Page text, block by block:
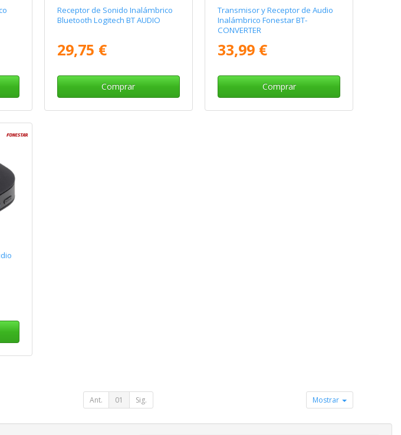
Receptor de Sonido Inalámbrico
Bluetooth Logitech BT AUDIO
29,75 €
Comprar
Transmisor y Receptor de Audio
Inalámbrico Fonestar BT-
CONVERTER
33,99 €
Comprar
Ant. 01 Sig. Mostrar